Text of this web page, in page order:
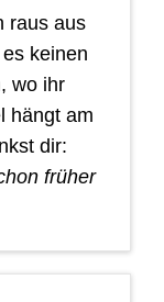
raus aus
keinen
wo ihr
hängt am
dir:
früher